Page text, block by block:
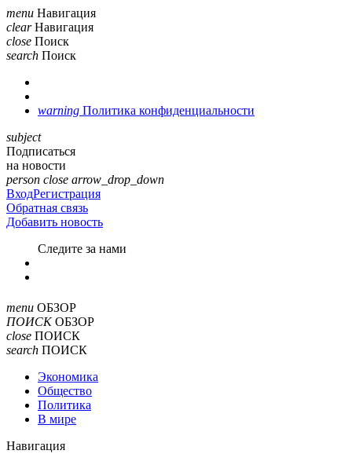
menu Навигация
clear Навигация
close Поиск
search Поиск
warning Политика конфиденциальности
subject
Подписаться
на новости
person close arrow_drop_down
ВходРегистрация
Обратная связь
Добавить новость
Cледите за нами
menu ОБЗОР
ПОИСК ОБЗОР
close ПОИСК
search ПОИСК
Экономика
Общество
Политика
В мире
Навигация